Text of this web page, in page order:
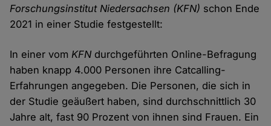
Forschungsinstitut Niedersachsen (KFN) schon Ende
2021 in einer Studie festgestellt:
In einer vomKFN durchgeführten Online-Befragung
haben knapp 4.000 Personen ihre Catcalling-
Erfahrungen angegeben. Die Personen, die sich in
der Studie geäußert haben, sind durchschnittlich 30
Jahre alt, fast 90 Prozent von ihnen sind Frauen. Ein